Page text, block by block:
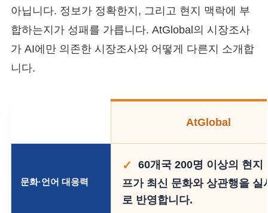
아닙니다. 정보가 정확한지, 그리고 현지 맥락에 부
합하는지가 성패를 가릅니다. AtGlobal의 시장조사
가 AI에만 의존한 시장조사와 어떻게 다른지 소개합
니다.
AtGlobal
문화·언어 대응력
60개국 200명 이상의 현지
프가 최신 문화와 상관행을 실
로 반영합니다.